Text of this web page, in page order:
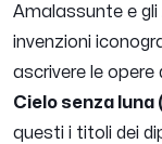
Amalassunte e gli
invenzioni
ascrivere le opere
Cielo senza luna
questi i titoli dei